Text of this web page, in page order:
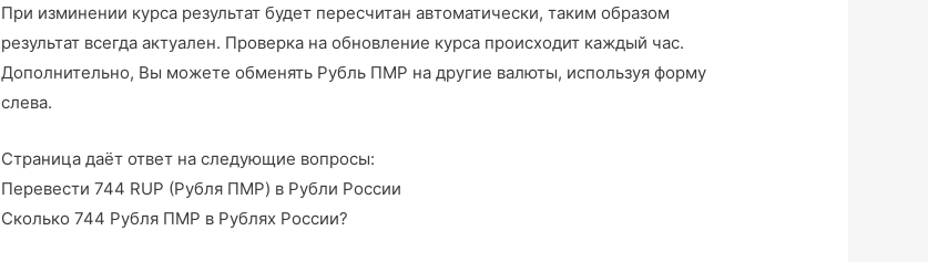
При изминении курса результат будет пересчитан автоматически, таким образом
результат всегда актуален. Проверка на обновление курса происходит каждый час.
Дополнительно, Вы можете обменять Рубль ПМР на другие валюты, используя форму
слева.
Страница даёт ответ на следующие вопросы:
Перевести 744 RUP (Рубля ПМР) в Рубли России
Сколько 744 Рубля ПМР в Рублях России?